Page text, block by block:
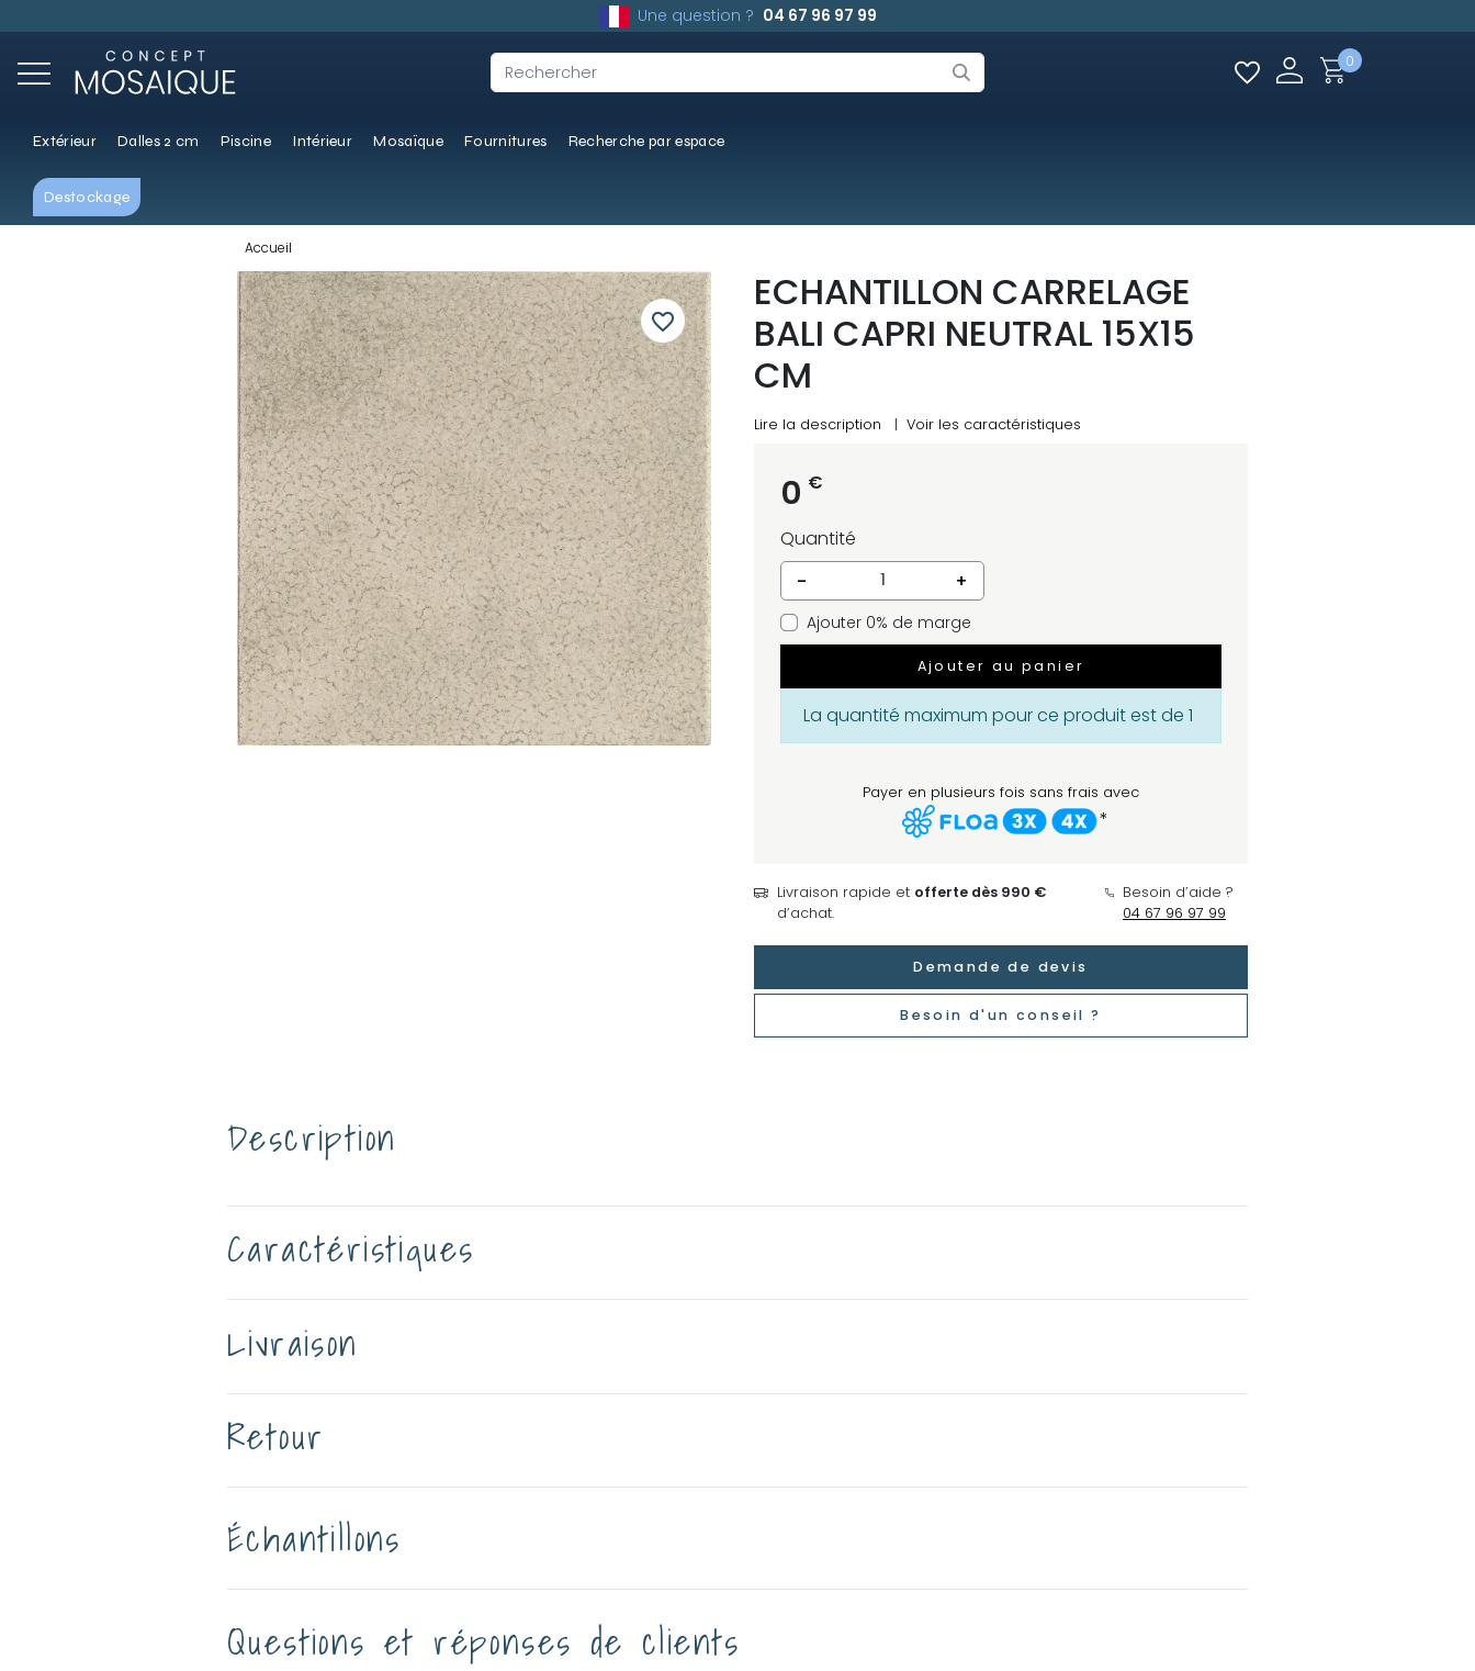
Une question ? 04 67 96 97 99
Extérieur Dalles 2 cm Piscine Intérieur Mosaïque Fournitures Recherche par espace
Destockage
0
Accueil
favorite_border
ECHANTILLON CARRELAGE
BALI CAPRI NEUTRAL 15X15
CM
Lire la description | Voir les caractéristiques
0 €
Quantité
-
+
Ajouter 0% de marge
Ajouter au panier
La quantité maximum pour ce produit est de 1
Payer en plusieurs fois sans frais avec
*
Livraison rapide et offerte dès 990 €
d’achat.
Besoin d’aide ?
04 67 96 97 99
Demande de devis
Besoin d'un conseil ?
Description
Caractéristiques
Livraison
Retour
Échantillons
Questions et réponses de clients